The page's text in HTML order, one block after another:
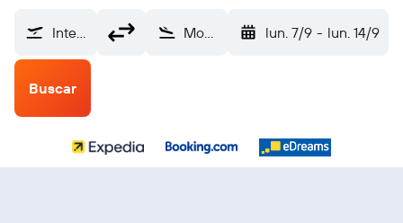
Internacional Las Américas (SDQ) Mongomo President Obiang Nguema Intl (GEM) lun. 7/9 - lun. 14/9
Buscar